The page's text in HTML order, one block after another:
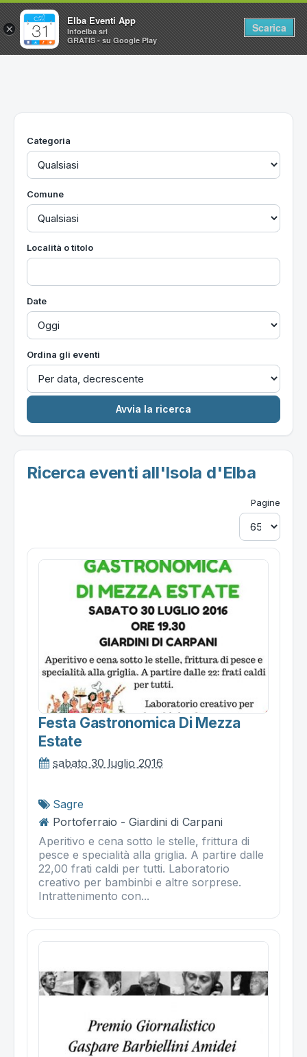
Home
Utilità
Categoria
Comune
Località o titolo
Date
Ordina gli eventi
Ricerca eventi all'Isola d'Elba
Pagine
Festa Gastronomica Di Mezza
Estate
sabato 30 luglio 2016
Sagre
Portoferraio - Giardini di Carpani
Aperitivo e cena sotto le stelle, frittura di
pesce e specialità alla griglia. A partire dalle
22,00 frati caldi per tutti. Laboratorio
creativo per bambinbi e altre sorprese.
Intrattenimento con...
×
Elba Eventi App
Infoelba srl
GRATIS - su Google Play
Scarica